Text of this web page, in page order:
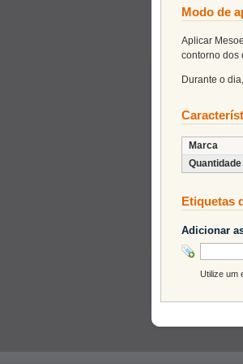
Modo de
Aplicar
contorno dos
Durante o
Marca
Quantidade
Etiquetas
Adicionar
Utilize um